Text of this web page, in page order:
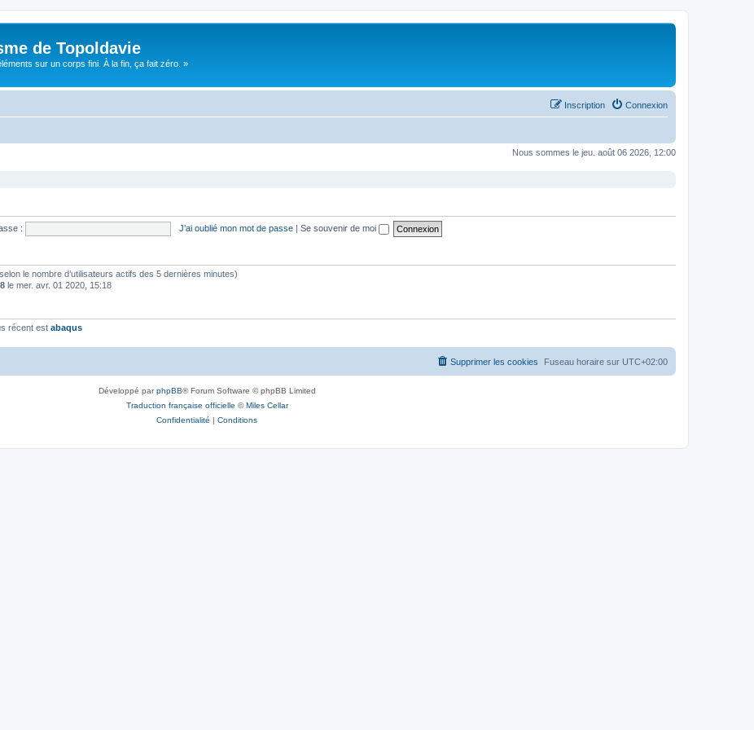
de Topoldavie
sur un corps fini. À la fin, ça fait zéro. »
Connexion
Inscription
Nous sommes le jeu. août 06 2026, 12:00
: J’ai oublié mon mot de passe | Se souvenir de moi
le nombre d’utilisateurs actifs des 5 dernières minutes)
le mer. avr. 01 2020, 15:18
récent est abaqus
Fuseau horaire sur UTC+02:00
Supprimer les cookies
Développé parphpBB® Forum Software © phpBB Limited
Traduction française officielle ©Miles Cellar
Confidentialité | Conditions